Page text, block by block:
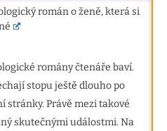
román o ženě, která si
romány čtenáře baví.
stopu ještě dlouho po
stránky. Právě mezi takové
skutečnými událostmi. Na